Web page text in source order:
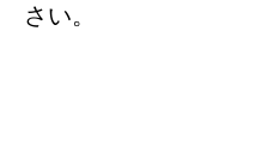
さい。